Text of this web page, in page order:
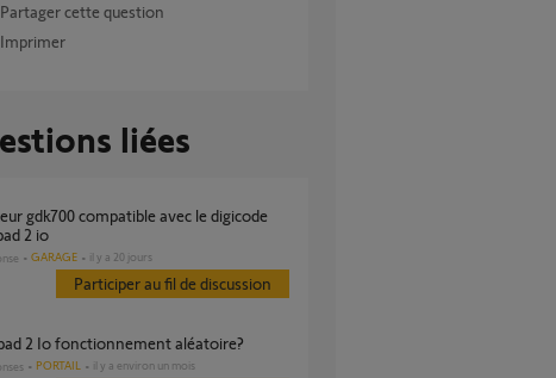
Partager cette question
Imprimer
liées
2 io
GARAGE il y a 20 jours
Participer au fil de discussion
2 Io fonctionnement aléatoire?
PORTAIL il y a environ un mois